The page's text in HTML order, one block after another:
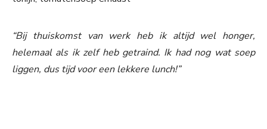
“Bij thuiskomst van werk heb ik altijd wel honger,
helemaal als ik zelf heb getraind. Ik had nog wat soep
liggen, dus tijd voor een lekkere lunch!”